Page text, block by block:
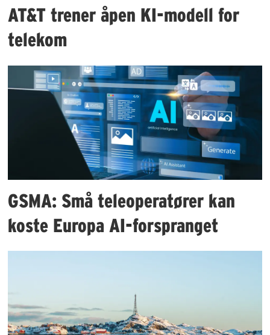
AT&T trener åpen KI-modell for
telekom
GSMA: Små teleoperatører kan
koste Europa AI-forspranget